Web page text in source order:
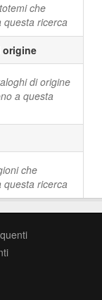
che
questa ricerca
origine
di origine
a questa
che
questa ricerca